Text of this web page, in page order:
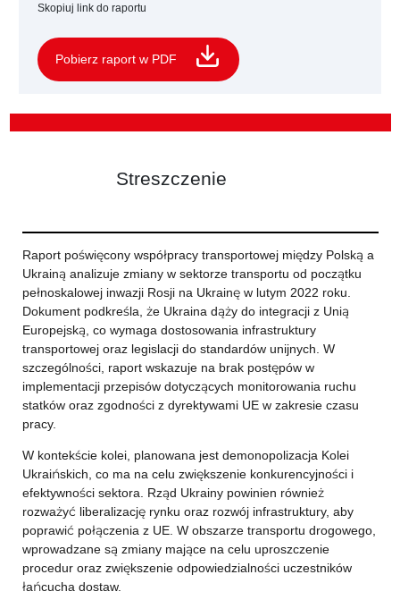
Skopiuj link do raportu
Pobierz raport w PDF
Streszczenie
Raport poświęcony współpracy transportowej między Polską a
Ukrainą analizuje zmiany w sektorze transportu od początku
pełnoskalowej inwazji Rosji na Ukrainę w lutym 2022 roku.
Dokument podkreśla, że Ukraina dąży do integracji z Unią
Europejską, co wymaga dostosowania infrastruktury
transportowej oraz legislacji do standardów unijnych. W
szczególności, raport wskazuje na brak postępów w
implementacji przepisów dotyczących monitorowania ruchu
statków oraz zgodności z dyrektywami UE w zakresie czasu
pracy.
W kontekście kolei, planowana jest demonopolizacja Kolei
Ukraińskich, co ma na celu zwiększenie konkurencyjności i
efektywności sektora. Rząd Ukrainy powinien również
rozważyć liberalizację rynku oraz rozwój infrastruktury, aby
poprawić połączenia z UE. W obszarze transportu drogowego,
wprowadzane są zmiany mające na celu uproszczenie
procedur oraz zwiększenie odpowiedzialności uczestników
łańcucha dostaw.